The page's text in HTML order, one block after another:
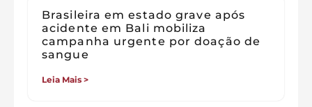
Brasileira em estado grave após
acidente em Bali mobiliza
campanha urgente por doação de
sangue
Leia Mais >